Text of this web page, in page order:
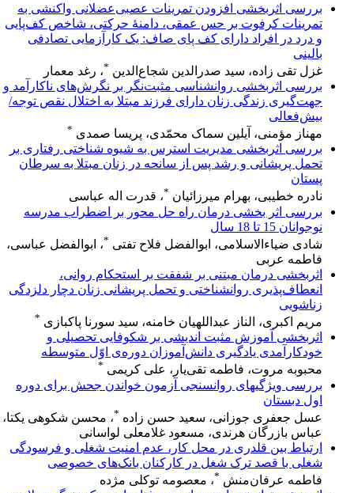
بررسی اثربخشی افزودن تمرینات عصبی‌عضلانی واکنشی به
تمرینات کرفوت بر حس عمقی، دامنۀ حرکتی، شاخص کف‌پایی
و درد در افراد دارای کف ‌پای‌ صاف: یک کارآزمایی تصادفی
بالینی
غزل تقی زاده، سید صدرالدین شجاع‌الدین *، رغد معمار
بررسی اثربخشی روانشناسی مثبت‌نگر بر نگرش‌های ناکارآمد و
جهت‌گیری زندگی زنان دارای فرزند مبتلا به اختلال نقص توجه/
بیش‌فعالی
مهناز مؤمنی، آیلین سماک محمّدی، پریسا صمدی *
بررسی اثربخشی مدیریت استرس به شیوه شناختی رفتاری بر
تحمل پریشانی و رشد پس از سانحه در زنان مبتلا به سرطان
پستان
نادره خطیبی، بهرام میرزائیان * ، قدرت اله عباسی
بررسی اثر بخشی درمان راه حل محور بر اضطراب مدرسه
نوجوانان 15 تا 18 سال
شادی ضیاءالاسلامی، ابوالفضل فلاح تفتی *، ابوالفضل عباسی،
فاطمه عربی
اثربخشی درمان مبتنی بر شفقت بر استحکام روانی،
انعطاف‌پذیری روانشناختی و تحمل پریشانی زنان دچار دلزدگی
زناشویی
مریم اکبری، الناز عبداللهیان خامنه، سید سورنا پاکبازی *
اثربخشی آموزش مثبت اندیشی بر شکوفایی تحصیلی و
خودکارآمدی یادگیری دانش‌آموزان دوره‌ی اوّل متوسطه
محبوبه مروت، فاطمه تقی‌یار، علی کریمی *
بررسی ویژگیهای روانسنجی آزمون خواندن جحش برای دوره
اول دبستان
عسل جعفری جوزانی، سعید حسن زاده *، محسن شکوهی یکتا،
عباس بازرگان هرندی، مسعود غلامعلی لواسانی
ارتباط بین قلدری در محل کار، عدم امنیت شغلی و فرسودگی
شغلی با قصد ترک شغل در کارکنان بانک‌های خصوصی
فاطمه عرفان‌منش *، معصومه توکلی مژده